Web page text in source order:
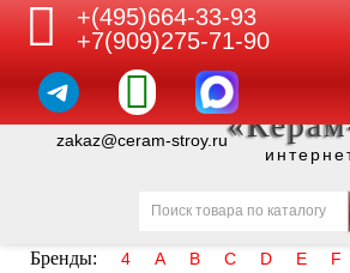
+(495)664-33-93
+7(909)275-71-90
zakaz@ceram-stroy.ru
Бренды: 4 A B C D E F